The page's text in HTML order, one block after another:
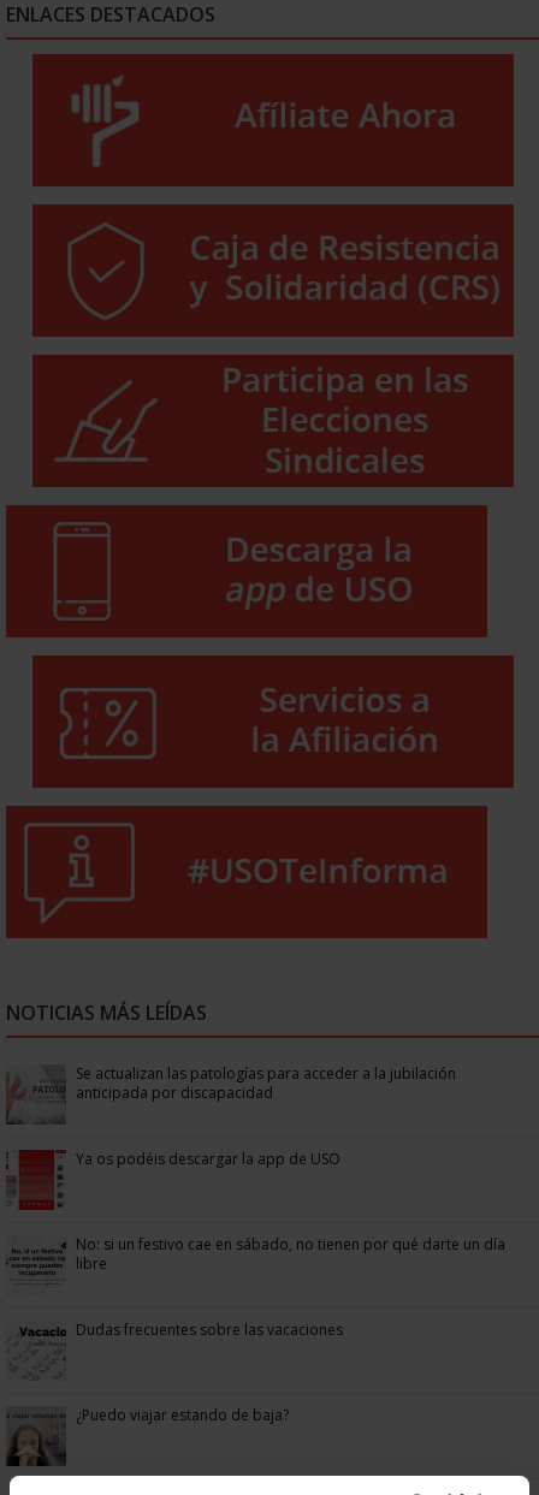
ENLACES DESTACADOS
NOTICIAS MÁS LEÍDAS
Se actualizan las patologías para acceder a la jubilación
anticipada por discapacidad
Ya os podéis descargar la app de USO
No: si un festivo cae en sábado, no tienen por qué darte un día
libre
Dudas frecuentes sobre las vacaciones
¿Puedo viajar estando de baja?